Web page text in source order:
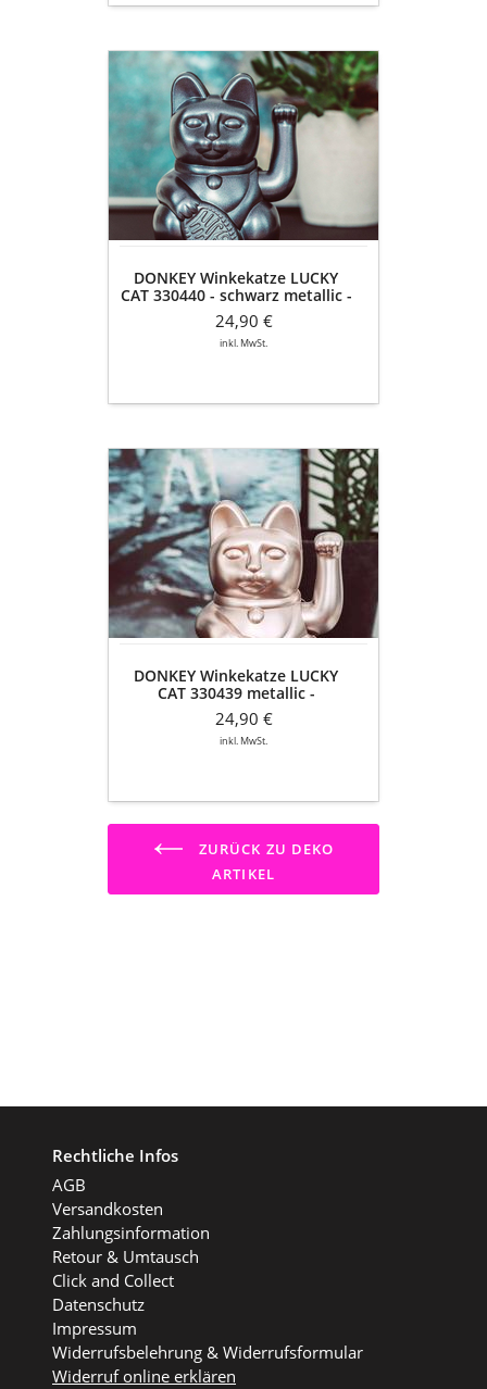
DONKEY
Winkekatze
LUCKY
CAT
330440
-
schwarz
metallic
-
DONKEY Winkekatze LUCKY
CAT 330440 - schwarz metallic -
Einheit
24,90 €
inkl. MwSt.
DONKEY
Winkekatze
LUCKY
CAT
330439
metallic
-
Inspiration
DONKEY Winkekatze LUCKY
CAT 330439 metallic -
Inspiration
24,90 €
inkl. MwSt.
ZURÜCK ZU DEKO
ARTIKEL
Rechtliche Infos
AGB
Versandkosten
Zahlungsinformation
Retour & Umtausch
Click and Collect
Datenschutz
Impressum
Widerrufsbelehrung & Widerrufsformular
Widerruf online erklären